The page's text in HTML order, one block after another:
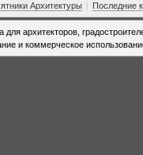
Архитектуры | Последние
для архитекторов,
и коммерческое